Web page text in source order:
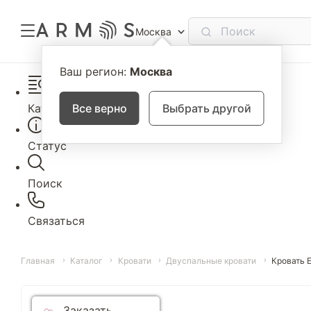
Москва
Ваш регион: Москва
Все верно Выбрать другой
Каталог
Статус
Поиск
Связаться
Главная Каталог Кровати Двуспальные кровати Кровать